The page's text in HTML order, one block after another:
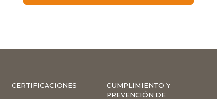
CERTIFICACIONES
CUMPLIMIENTO Y
PREVENCIÓN DE